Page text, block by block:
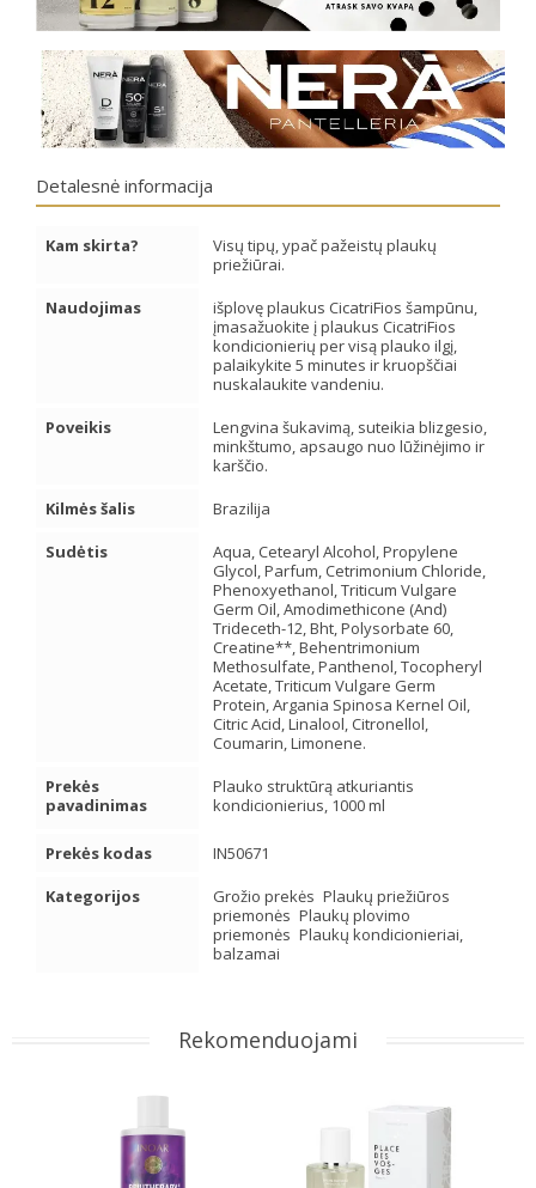
Detalesnė informacija
Kam skirta?
Visų tipų, ypač pažeistų plaukų
priežiūrai.
Naudojimas
išplovę plaukus CicatriFios šampūnu,
įmasažuokite į plaukus CicatriFios
kondicionierių per visą plauko ilgį,
palaikykite 5 minutes ir kruopščiai
nuskalaukite vandeniu.
Poveikis
Lengvina šukavimą, suteikia blizgesio,
minkštumo, apsaugo nuo lūžinėjimo ir
karščio.
Kilmės šalis
Brazilija
Sudėtis
Aqua, Cetearyl Alcohol, Propylene
Glycol, Parfum, Cetrimonium Chloride,
Phenoxyethanol, Triticum Vulgare
Germ Oil, Amodimethicone (And)
Trideceth-12, Bht, Polysorbate 60,
Creatine**, Behentrimonium
Methosulfate, Panthenol, Tocopheryl
Acetate, Triticum Vulgare Germ
Protein, Argania Spinosa Kernel Oil,
Citric Acid, Linalool, Citronellol,
Coumarin, Limonene.
Prekės
pavadinimas
Plauko struktūrą atkuriantis
kondicionierius, 1000 ml
Prekės kodas
IN50671
Kategorijos
Grožio prekės Plaukų priežiūros
priemonės Plaukų plovimo
priemonės Plaukų kondicionieriai,
balzamai
Rekomenduojami